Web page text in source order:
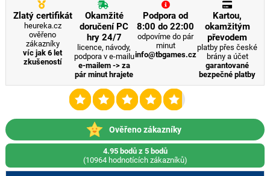
Zlatý certifikát
heureka.cz
ověřeno
zákazníky
víc jak 6 let
zkušeností
Okamžité
doručení PC
hry 24/7
licence, návody,
podpora v e-mailu
e-mailem -> za
pár minut hrajete
Podpora od
8:00 do 22:00
odpovíme do pár
minut
info@tbgames.cz
Kartou,
okamžitým
převodem
platby přes české
brány a účet
garantované
bezpečné platby
Ověřeno zákazníky
4.95 bodů z 5 bodů
(10964 hodnotících zákazníků)